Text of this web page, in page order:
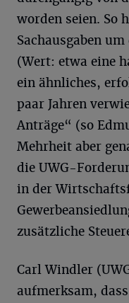
worden seien. So
Sachausgaben
(Wert: etwa eine
ein ähnliches,
paar Jahren
Anträge“ (so
Mehrheit aber
die UWG-
in der
zusätzliche
Carl Windler
aufmerksam,